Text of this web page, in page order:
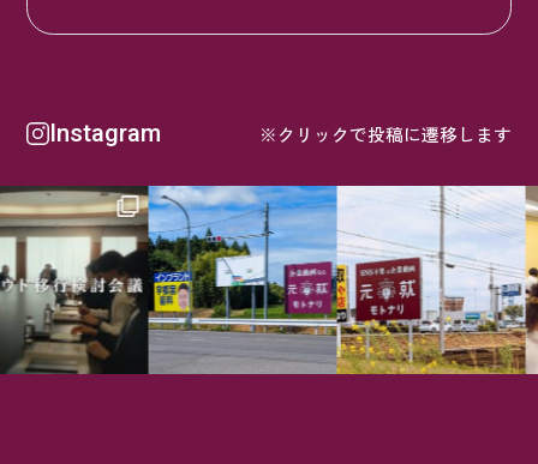
Instagram ※クリックで投稿に遷移します
業訓練校・SH